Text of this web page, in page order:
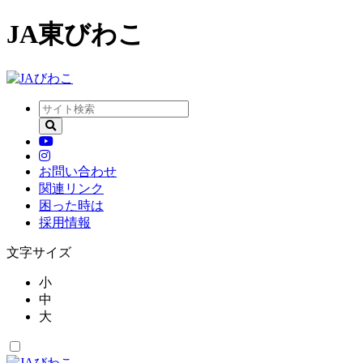
JA東びわこ
お問い合わせ
関連リンク
困った時は
採用情報
文字サイズ
小
中
大